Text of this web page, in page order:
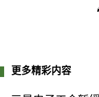
更多精彩内容